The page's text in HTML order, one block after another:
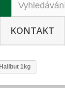
KONTAKT
1kg